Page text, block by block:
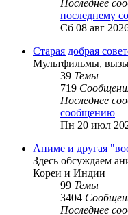
Последнее
последнему
Сб 08 авг
Старая добрая
Мультфильмы,
39 Темы
719
Последнее
сообщению
Пн 20 июл
Аниме и другая
Здесь обсуждаем
Кореи и Индии
99 Темы
3404
Последнее